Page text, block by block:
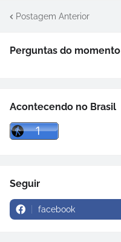
Postagem Anterior
Perguntas do momento
Acontecendo no Brasil
Seguir
facebook